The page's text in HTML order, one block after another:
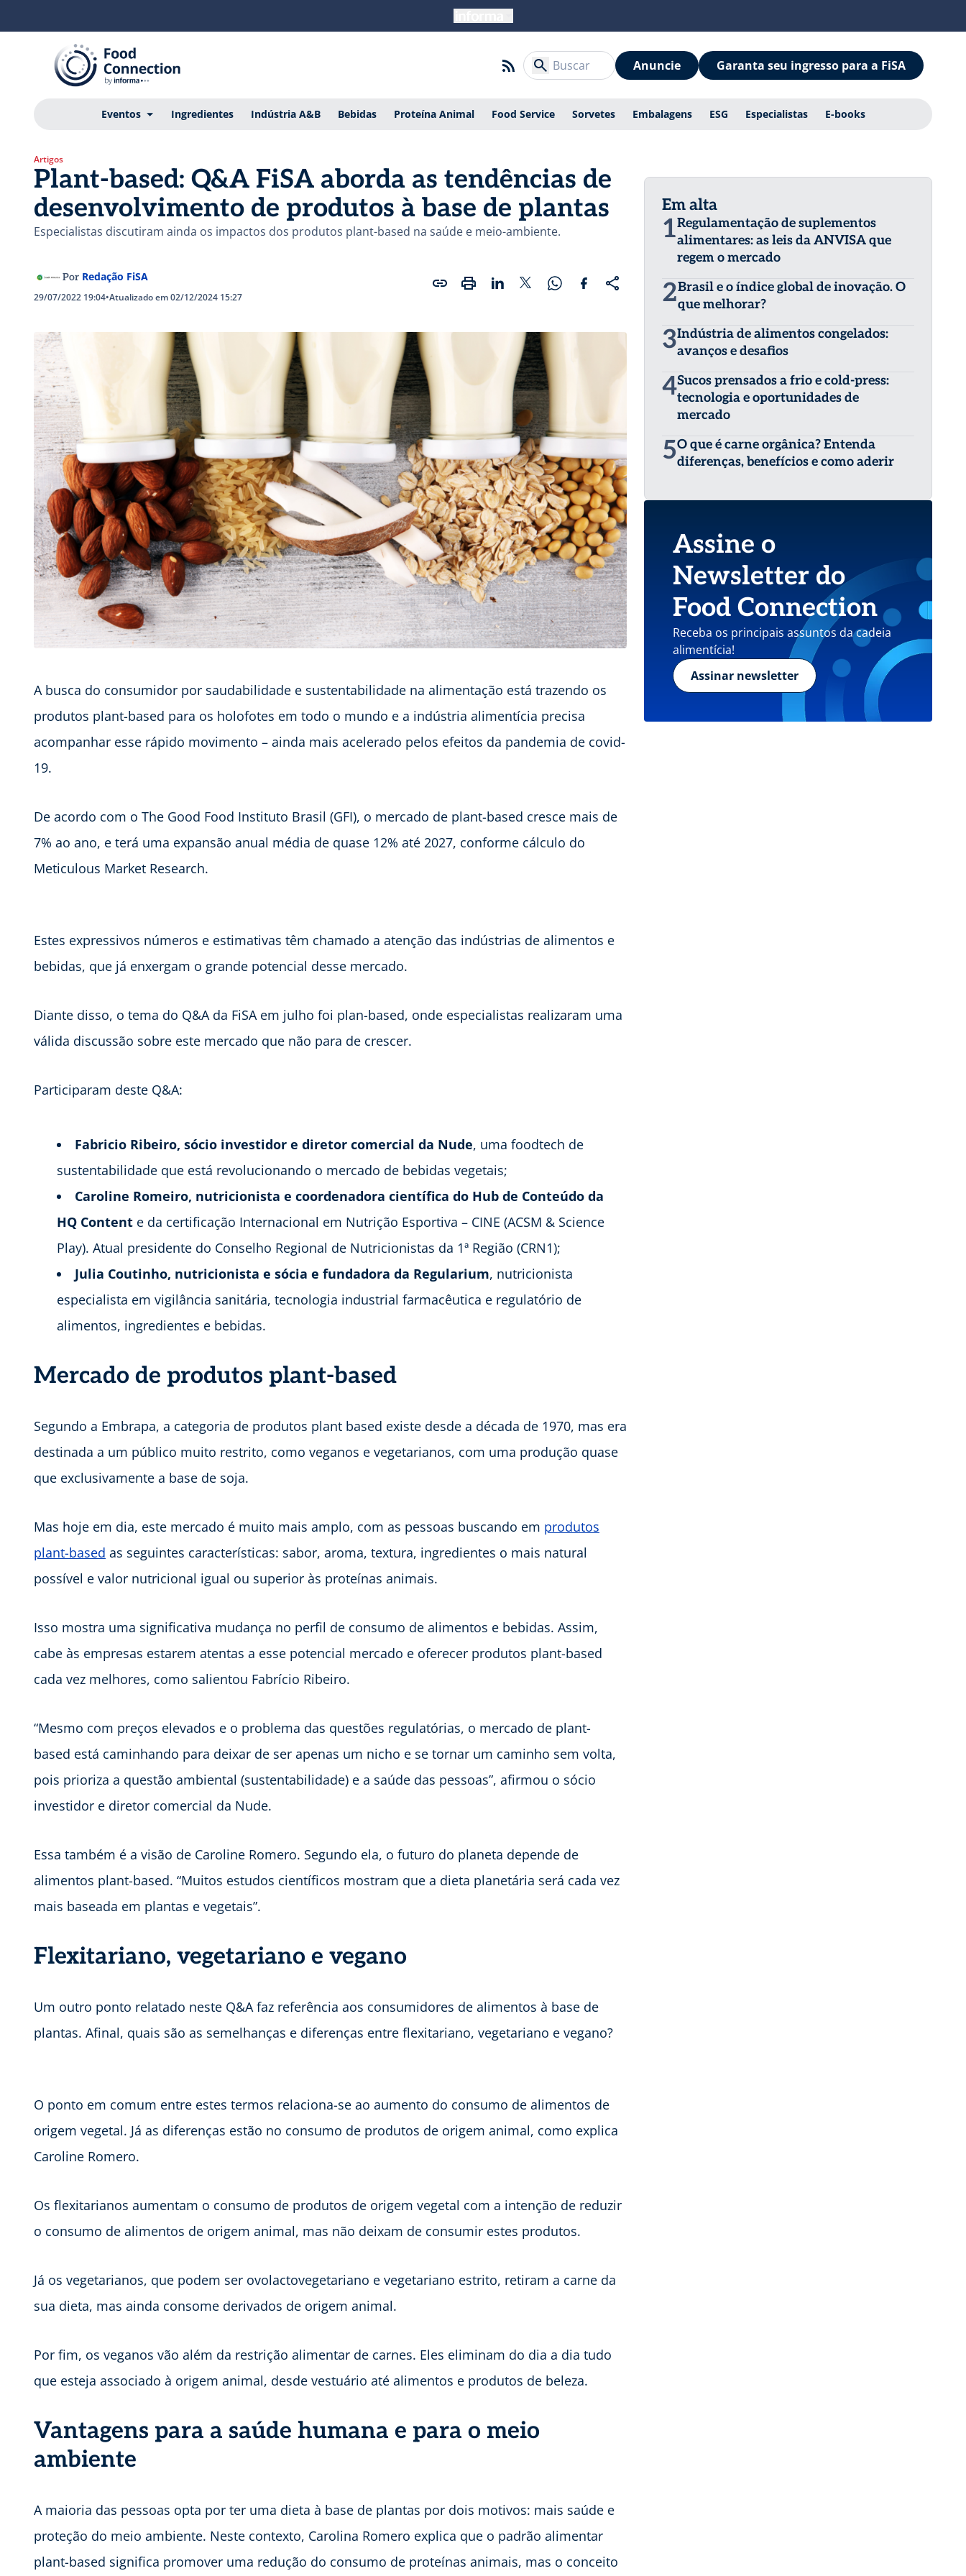
Anuncie Garanta seu ingresso para a FiSA
Eventos Ingredientes Indústria A&B Bebidas Proteína Animal Food Service Sorvetes Embalagens ESG Especialistas E-books
Artigos
Plant-based: Q&A FiSA aborda as tendências de
desenvolvimento de produtos à base de plantas
Especialistas discutiram ainda os impactos dos produtos plant-based na saúde e meio-ambiente.
Por Redação FiSA
29/07/2022 19:04•Atualizado em 02/12/2024 15:27
A busca do consumidor por saudabilidade e sustentabilidade na alimentação está trazendo os
produtos plant-based para os holofotes em todo o mundo e a indústria alimentícia precisa
acompanhar esse rápido movimento – ainda mais acelerado pelos efeitos da pandemia de covid-
19.
De acordo com o The Good Food Instituto Brasil (GFI), o mercado de plant-based cresce mais de
7% ao ano, e terá uma expansão anual média de quase 12% até 2027, conforme cálculo do
Meticulous Market Research.
Estes expressivos números e estimativas têm chamado a atenção das indústrias de alimentos e
bebidas, que já enxergam o grande potencial desse mercado.
Diante disso, o tema do Q&A da FiSA em julho foi plan-based, onde especialistas realizaram uma
válida discussão sobre este mercado que não para de crescer.
Participaram deste Q&A:
Fabricio Ribeiro, sócio investidor e diretor comercial da Nude, uma foodtech de
sustentabilidade que está revolucionando o mercado de bebidas vegetais;
Caroline Romeiro, nutricionista e coordenadora científica do Hub de Conteúdo da
HQ Content e da certificação Internacional em Nutrição Esportiva – CINE (ACSM & Science
Play). Atual presidente do Conselho Regional de Nutricionistas da 1ª Região (CRN1);
Julia Coutinho, nutricionista e sócia e fundadora da Regularium, nutricionista
especialista em vigilância sanitária, tecnologia industrial farmacêutica e regulatório de
alimentos, ingredientes e bebidas.
Mercado de produtos plant-based
Segundo a Embrapa, a categoria de produtos plant based existe desde a década de 1970, mas era
destinada a um público muito restrito, como veganos e vegetarianos, com uma produção quase
que exclusivamente a base de soja.
Mas hoje em dia, este mercado é muito mais amplo, com as pessoas buscando em produtos
plant-based as seguintes características: sabor, aroma, textura, ingredientes o mais natural
possível e valor nutricional igual ou superior às proteínas animais.
Isso mostra uma significativa mudança no perfil de consumo de alimentos e bebidas. Assim,
cabe às empresas estarem atentas a esse potencial mercado e oferecer produtos plant-based
cada vez melhores, como salientou Fabrício Ribeiro.
“Mesmo com preços elevados e o problema das questões regulatórias, o mercado de plant-
based está caminhando para deixar de ser apenas um nicho e se tornar um caminho sem volta,
pois prioriza a questão ambiental (sustentabilidade) e a saúde das pessoas”, afirmou o sócio
investidor e diretor comercial da Nude.
Essa também é a visão de Caroline Romero. Segundo ela, o futuro do planeta depende de
alimentos plant-based. “Muitos estudos científicos mostram que a dieta planetária será cada vez
mais baseada em plantas e vegetais”.
Flexitariano, vegetariano e vegano
Um outro ponto relatado neste Q&A faz referência aos consumidores de alimentos à base de
plantas. Afinal, quais são as semelhanças e diferenças entre flexitariano, vegetariano e vegano?
O ponto em comum entre estes termos relaciona-se ao aumento do consumo de alimentos de
origem vegetal. Já as diferenças estão no consumo de produtos de origem animal, como explica
Caroline Romero.
Os flexitarianos aumentam o consumo de produtos de origem vegetal com a intenção de reduzir
o consumo de alimentos de origem animal, mas não deixam de consumir estes produtos.
Já os vegetarianos, que podem ser ovolactovegetariano e vegetariano estrito, retiram a carne da
sua dieta, mas ainda consome derivados de origem animal.
Por fim, os veganos vão além da restrição alimentar de carnes. Eles eliminam do dia a dia tudo
que esteja associado à origem animal, desde vestuário até alimentos e produtos de beleza.
Vantagens para a saúde humana e para o meio
ambiente
A maioria das pessoas opta por ter uma dieta à base de plantas por dois motivos: mais saúde e
proteção do meio ambiente. Neste contexto, Carolina Romero explica que o padrão alimentar
plant-based significa promover uma redução do consumo de proteínas animais, mas o conceito
Em alta
1Regulamentação de suplementos
alimentares: as leis da ANVISA que
regem o mercado
2Brasil e o índice global de inovação. O
que melhorar?
3Indústria de alimentos congelados:
avanços e desafios
4Sucos prensados a frio e cold-press:
tecnologia e oportunidades de
mercado
5O que é carne orgânica? Entenda
diferenças, benefícios e como aderir
Assine o
Newsletter do
Food Connection
Receba os principais assuntos da cadeia
alimentícia!
Assinar newsletter